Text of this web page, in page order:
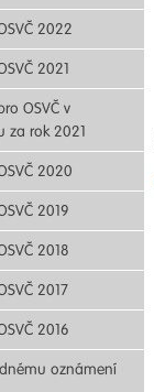
2022
2021
OSVČ v
za rok 2021
2020
2019
2018
2017
2016
oznámení